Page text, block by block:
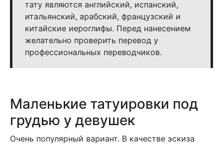
тату являются английский, испанский,
итальянский, арабский, французский и
китайские иероглифы. Перед нанесением
желательно проверить перевод у
профессиональных переводчиков.
Маленькие татуировки под
грудью у девушек
Очень популярный вариант. В качестве эскиза